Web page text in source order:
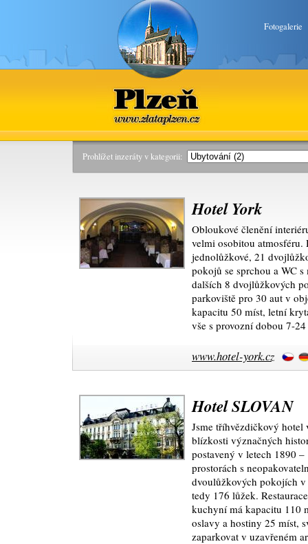
Fotogalerie
Plzeň
www.zlataplzen.cz
Prohlížet inzeráty v kategorii:
Hotel York
Obloukové členění
velmi osobitou
jednolůžkové, 21
pokojů se sprchou a WC
dalších 8 dvojlůžkových
parkoviště pro 30 aut v
kapacitu 50 míst, letní
vše s provozní dobou 7-
www.hotel-york.cz
Hotel SLOVAN
Jsme tříhvězdičkový hotel
blízkosti význačných
postavený v letech 1890
prostorách s
dvoulůžkových pokojích
tedy 176 lůžek.
kuchyní má kapacitu 110
oslavy a hostiny 25 míst,
zaparkovat v uzavřeném